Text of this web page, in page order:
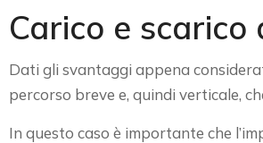
Carico e scarico
Dati gli svantaggi appena
percorso breve e, quindi verticale,
In questo caso è importante che